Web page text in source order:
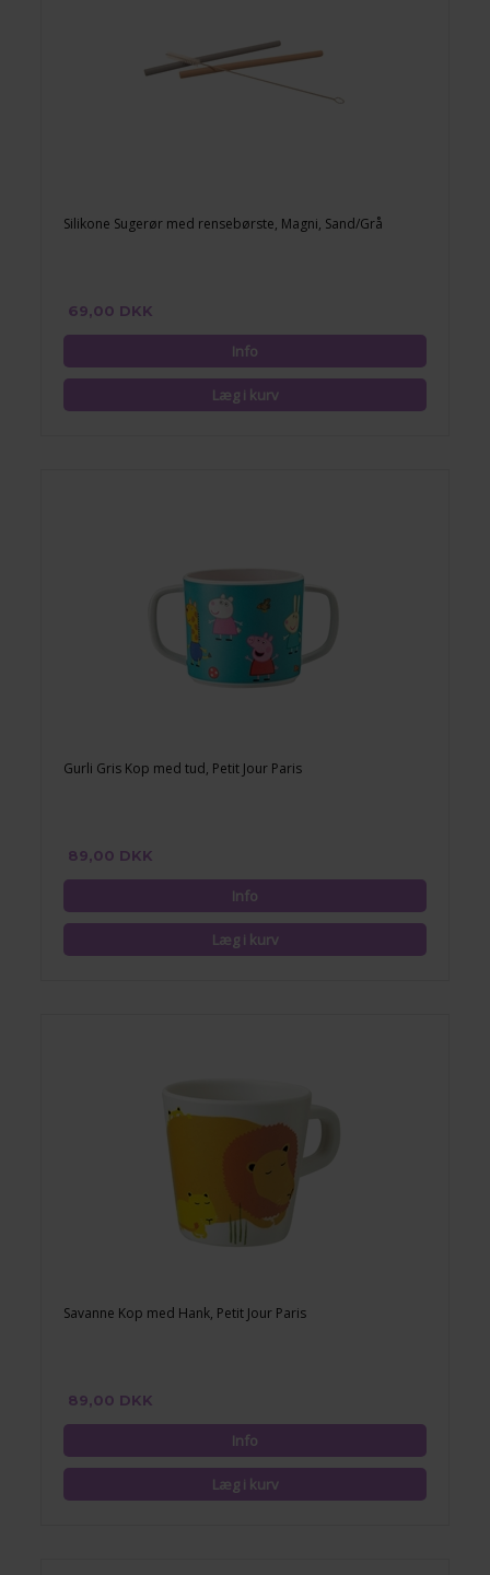
Silikone Sugerør med rensebørste, Magni, Sand/Grå
69,00 DKK
Gurli Gris Kop med tud, Petit Jour Paris
89,00 DKK
Savanne Kop med Hank, Petit Jour Paris
89,00 DKK